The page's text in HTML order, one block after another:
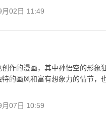
月02日 11:49
作的漫画，其中孙悟空的形象
的画风和富有想象力的情节，
月07日 10:59